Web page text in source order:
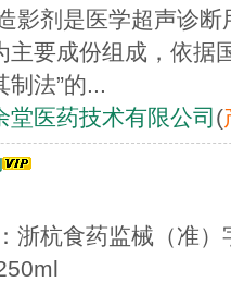
影剂是医学超声诊
主要成份组成，依据
制法”的...
堂医药技术有限公司 (
浙杭食药监械（